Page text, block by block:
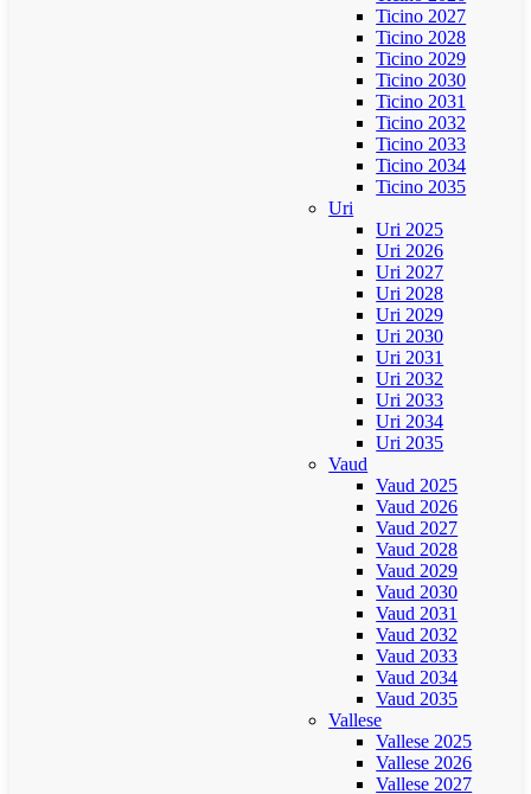
Ticino 2027
Ticino 2028
Ticino 2029
Ticino 2030
Ticino 2031
Ticino 2032
Ticino 2033
Ticino 2034
Ticino 2035
Uri
Uri 2025
Uri 2026
Uri 2027
Uri 2028
Uri 2029
Uri 2030
Uri 2031
Uri 2032
Uri 2033
Uri 2034
Uri 2035
Vaud
Vaud 2025
Vaud 2026
Vaud 2027
Vaud 2028
Vaud 2029
Vaud 2030
Vaud 2031
Vaud 2032
Vaud 2033
Vaud 2034
Vaud 2035
Vallese
Vallese 2025
Vallese 2026
Vallese 2027